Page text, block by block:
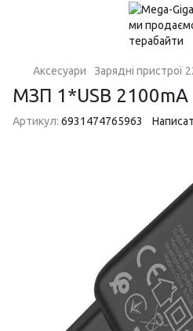
Аксесуари Зарядні пристрої
МЗП 1*USB 2100mA
Артикул: 6931474765963